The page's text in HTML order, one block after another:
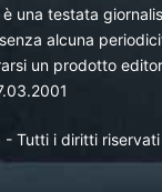
una testata
alcuna
un prodotto
Tutti i diritti